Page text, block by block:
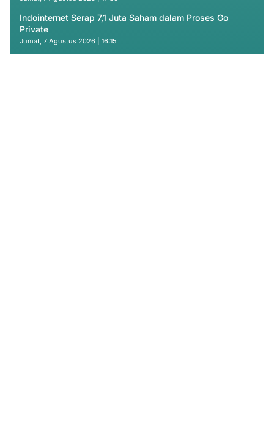
Indointernet Serap 7,1 Juta Saham dalam Proses Go
Private
Jumat, 7 Agustus 2026 | 16:15